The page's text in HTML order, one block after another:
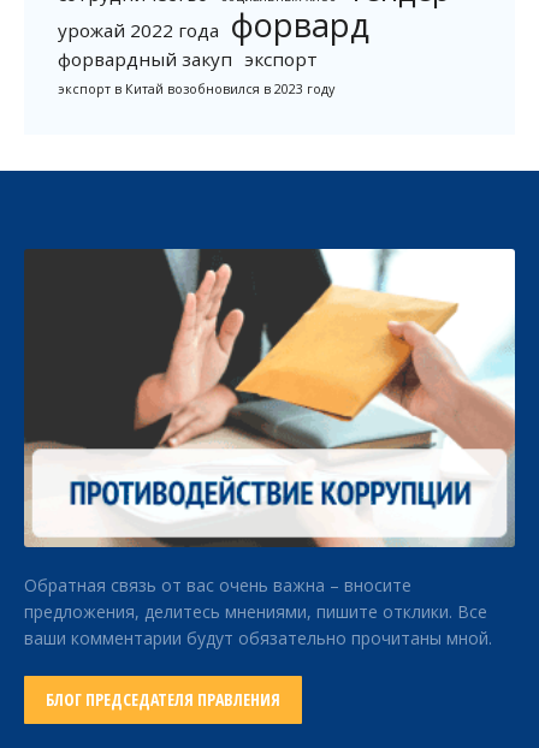
урожай 2022 года форвард
форвардный закуп экспорт
экспорт в Китай возобновился в 2023 году
Обратная связь от вас очень важна – вносите
предложения, делитесь мнениями, пишите отклики. Все
ваши комментарии будут обязательно прочитаны мной.
БЛОГ ПРЕДСЕДАТЕЛЯ ПРАВЛЕНИЯ